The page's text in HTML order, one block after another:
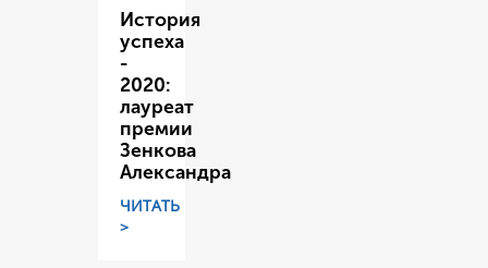
История
успеха
-
2020:
лауреат
премии
Зенкова
Александра
ЧИТАТЬ
>